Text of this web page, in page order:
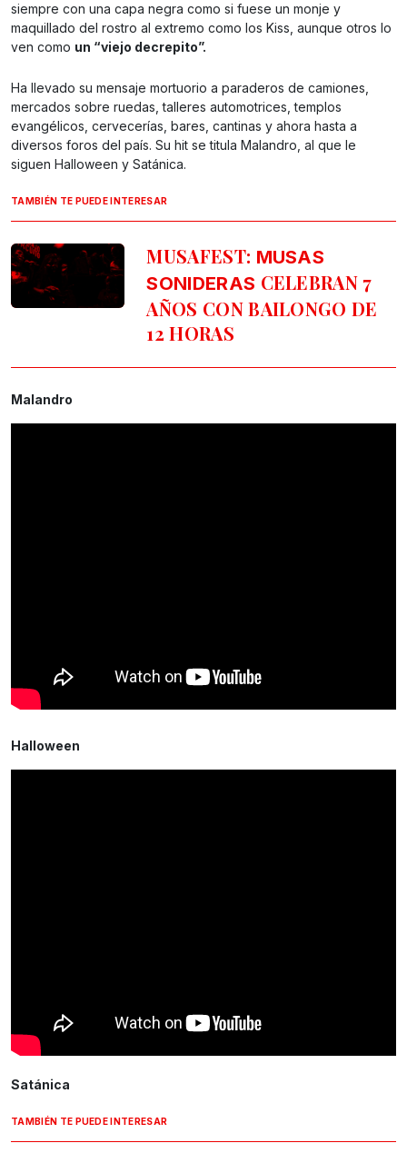
siempre con una capa negra como si fuese un monje y
maquillado del rostro al extremo como los Kiss, aunque otros lo
ven como un “viejo decrepito”.
Ha llevado su mensaje mortuorio a paraderos de camiones,
mercados sobre ruedas, talleres automotrices, templos
evangélicos, cervecerías, bares, cantinas y ahora hasta a
diversos foros del país. Su hit se titula Malandro, al que le
siguen Halloween y Satánica.
TAMBIÉN TE PUEDE INTERESAR
MUSAFEST: MUSAS
SONIDERAS CELEBRAN 7
AÑOS CON BAILONGO DE
12 HORAS
Malandro
Halloween
Satánica
TAMBIÉN TE PUEDE INTERESAR